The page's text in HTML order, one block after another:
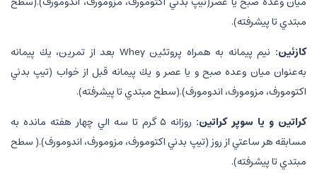
مبتدي تا پيشرفته).
كازئين:
نيم پيمانه به همراه پروتئین Whey بعد از تمرين، يك پيمانه
به‌عنوان ميان وعده صبح و يا عصر و يك پيمانه قبل از خواب (تيپ بدني
اكتومورف، مزومورف، اندومورف).(سطح مبتدي تا پيشرفته).
كراتين و يا سوپر كراتين:
روزانه ۵ گرم تا سه الي چهار هفته مانده به
مسابقه هر ساعتي از روز (تيپ بدني اكتومورف، مزومورف، اندومورف).( سطح
مبتدي تا پيشرفته).